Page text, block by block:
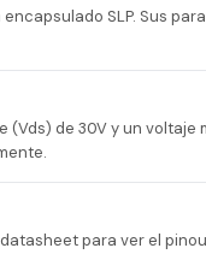
SLP. Sus
de 30V y un
para ver el